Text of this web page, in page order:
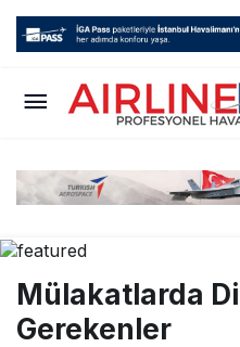
Mülakatlarda
Gerekenler